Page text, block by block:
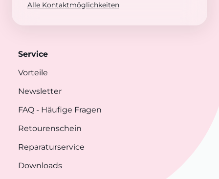
Alle Kontaktmöglichkeiten
Service
Vorteile
Newsletter
FAQ - Häufige Fragen
Retourenschein
Reparaturservice
Downloads